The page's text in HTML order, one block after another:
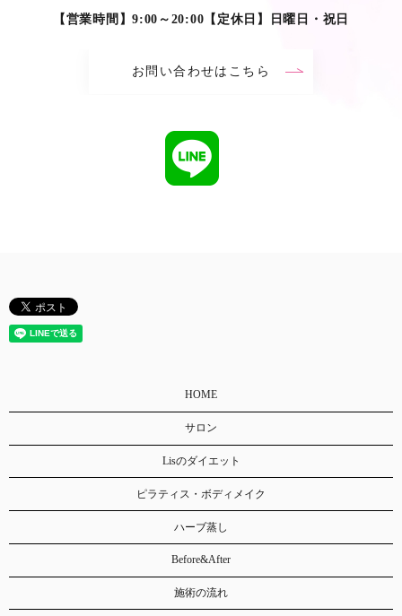
【営業時間】9:00～20:00【定休日】日曜日・祝日
お問い合わせはこちら
HOME
サロン
Lisのダイエット
ピラティス・ボディメイク
ハーブ蒸し
Before&After
施術の流れ